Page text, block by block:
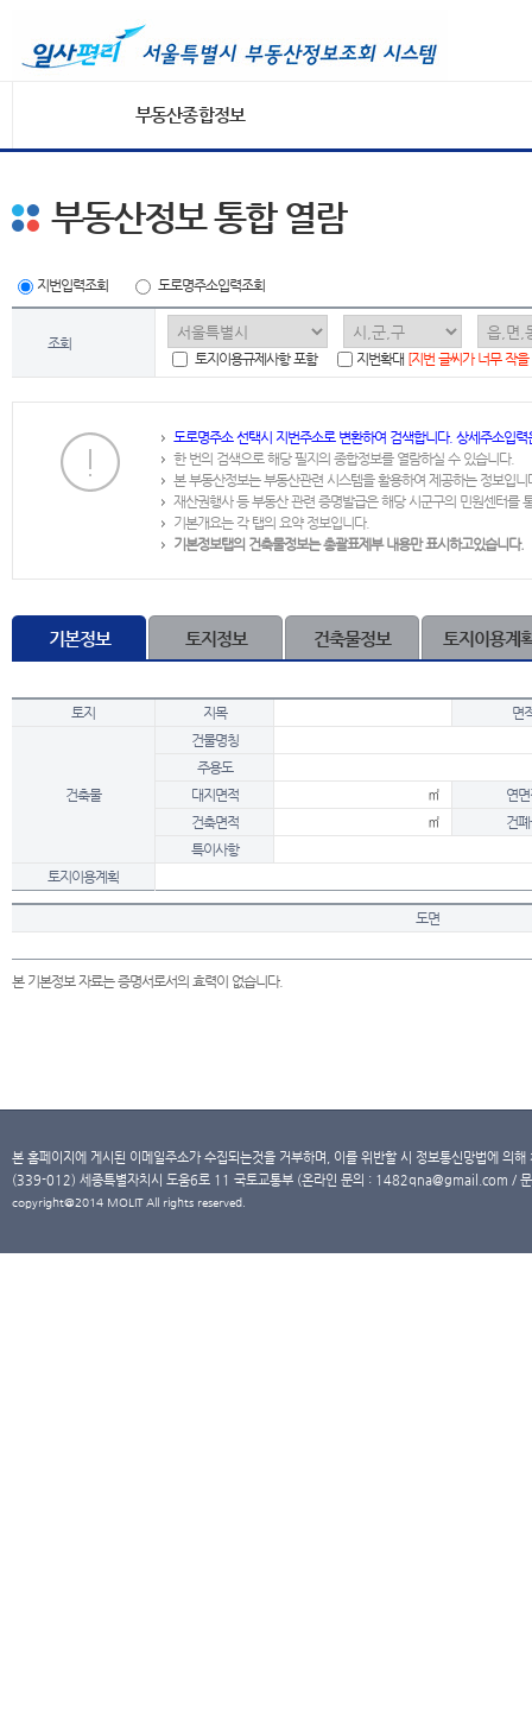
부동산종합정보
부동산정보 통합 열람
지번입력조회 도로명주소입력조회
조회
토지이용규제사항 포함
지번확대 [지번 글씨가 너무 작
도로명주소 선택시 지번주소로 변환하여 검색합니다. 상세주소입
한 번의 검색으로 해당 필지의 종합정보를 열람하실 수 있습니다.
본 부동산정보는 부동산관련 시스템을 활용하여 제공하는 정보입니
재산권행사 등 부동산 관련 증명발급은 해당 시군구의 민원센터를
기본개요는 각 탭의 요약 정보입니다.
기본정보탭의 건축물정보는 총괄표제부 내용만 표시하고있습니다.
기본정보 토지정보 건축물정보 토지이용계
토지 지목 면
건축물
건물명칭
주용도
대지면적
㎡
연
건축면적
㎡
건
특이사항
토지이용계획
도면
본 기본정보 자료는 증명서로서의 효력이 없습니다.
본 홈페이지에 게시된 이메일주소가 수집되는것을 거부하며, 이를 위반할 시 정보통신망법에 의
(339-012) 세종특별자치시 도움6로 11 국토교통부 (온라인 문의 : 1482qna@gmail.com /
copyright@2014 MOLIT All rights reserved.